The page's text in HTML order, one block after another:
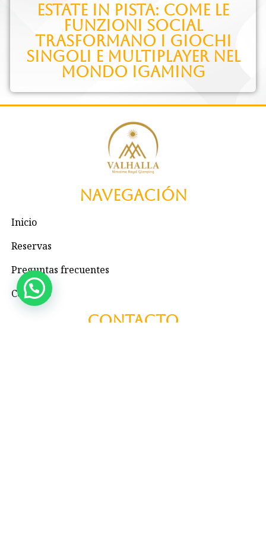
Estate in pista: come le
funzioni social
trasformano i giochi
singoli e multiplayer nel
mondo iGaming
Navegación
Inicio
Reservas
Preguntas frecuentes
Contacto
Contacto